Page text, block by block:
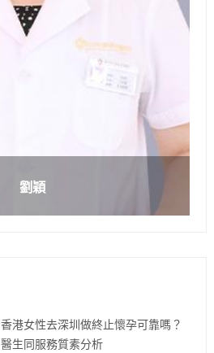
劉穎
香港女性去深圳做終止懷孕可靠嗎？
醫生同服務質素分析